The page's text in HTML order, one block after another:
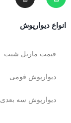
انواع دیوارپوش
قیمت ماربل شیت
دیوارپوش فومی
دیوارپوش سه بعدی